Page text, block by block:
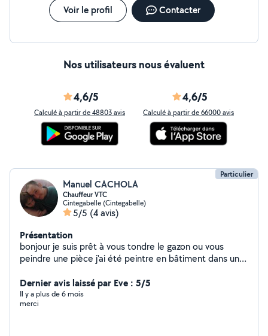
Voir le profil Contacter
Nos utilisateurs nous évaluent
4,6/5
Calculé à partir de 48803 avis
4,6/5
Calculé à partir de 66000 avis
Particulier
Manuel CACHOLA
Chauffeur VTC
Cintegabelle (Cintegabelle)
5/5 (4 avis)
Présentation
bonjour je suis prêt à vous tondre le gazon ou vous
peindre une pièce j'ai été peintre en bâtiment dans une
pas me demander de conseil de qualité de peinture j'ai
perdu les notions des cours ....
Dernier avis laissé par Eve : 5/5
Il y a plus de 6 mois
merci